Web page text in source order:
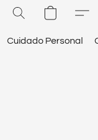
Cuidado Personal